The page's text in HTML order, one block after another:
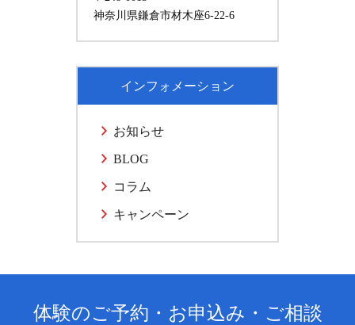
神奈川県鎌倉市材木座6-22-6
インフォメーション
お知らせ
BLOG
コラム
キャンペーン
体験のご予約・お申込み・ご相談